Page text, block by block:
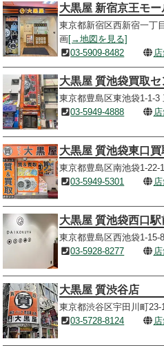
大黒屋 新宿京王モー
東京都新宿区西新宿一丁
画[→地図を見る]
03-5909-8482
大黒屋 質池袋買取セ
東京都豊島区東池袋1-1-3
03-5949-4888
大黒屋 質池袋東口
東京都豊島区南池袋1-22-
03-5949-5301
大黒屋 質池袋西口駅
東京都豊島区西池袋1-15-
03-5928-8277
大黒屋 質渋谷店
東京都渋谷区宇田川町
03-5728-8124